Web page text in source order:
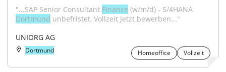
"...SAP Senior Consultant Finance
Dortmund unbefristet, Vollzeit Jetzt bewerben..."
UNIORG AG
Dortmund Homeoffice Vollzeit